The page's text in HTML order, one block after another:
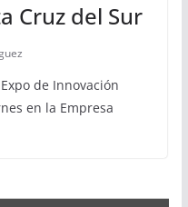
Cruz del Sur
de Innovación
en la Empresa